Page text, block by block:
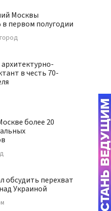
Москвы
в первом полугодии
город
в честь 70-
более 20
обсудить перехват
Украиной